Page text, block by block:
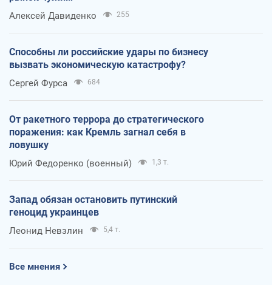
Алексей Давиденко 255
Способны ли российские удары по бизнесу
вызвать экономическую катастрофу?
Сергей Фурса 684
От ракетного террора до стратегического
поражения: как Кремль загнал себя в
ловушку
Юрий Федоренко (военный) 1,3 т.
Запад обязан остановить путинский
геноцид украинцев
Леонид Невзлин 5,4 т.
Все мнения